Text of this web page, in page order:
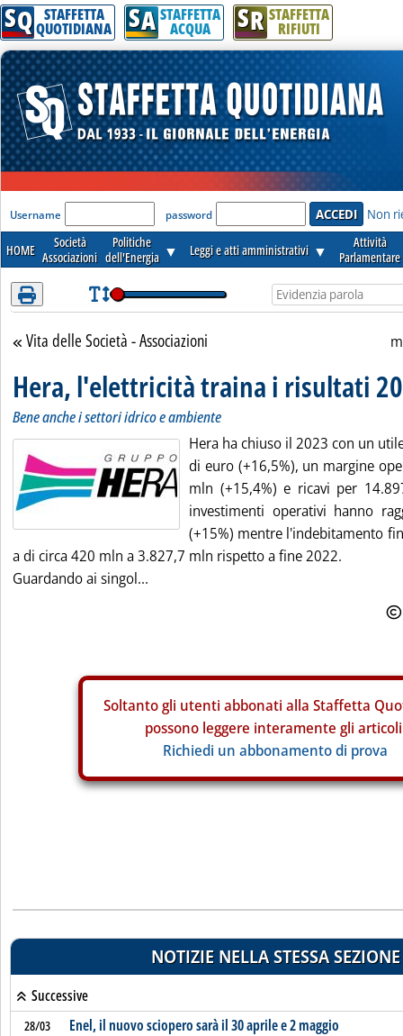
Attenzione! Esegui l'accesso per lèggere interamente la notizia.
SQ STAFFETTA
QUOTIDIANA SA STAFFETTA
ACQUA SR STAFFETTA
RIFIUTI
'Modulo Login per accedere'
Username password Non
HOME
Società
Associazioni
Politiche
dell'Energia ▼ Leggi e atti amministrativi ▼
Attività
Parlamentare
Torna alla sezione
Vita delle Società - Associazioni
Hera, l'elettricità traina i risultati
Bene anche i settori idrico e ambiente
Hera ha chiuso il 2023 con un
di euro (+16,5%), un margine
mln (+15,4%) e ricavi per
investimenti operativi hanno
(+15%) mentre l'indebitamento
a di circa 420 mln a 3.827,7 mln rispetto a fine 2022.
Guardando ai singol...
Soltanto gli utenti abbonati alla Staffetta
possono leggere interamente gli
Richiedi un abbonamento di prova
NOTIZIE NELLA STESSA SEZIONE
Successive
28/03 Enel, il nuovo sciopero sarà il 30 aprile e 2 maggio